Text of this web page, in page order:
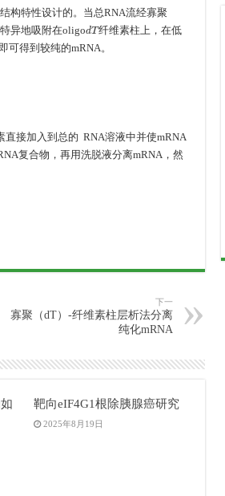
构特性设计的。当总RNA流经寡聚
异地吸附在oligo dT纤维素柱上，在低
可得到较纯的mRNA。
直接加入到总的 RNA溶液中并使mRNA
复合物，再用洗脱液分离mRNA，然
下一
寡聚（dT）-纤维素柱层析法分离
纯化mRNA
靶向eIF4G1根除胰腺癌研究
2025年8月19日